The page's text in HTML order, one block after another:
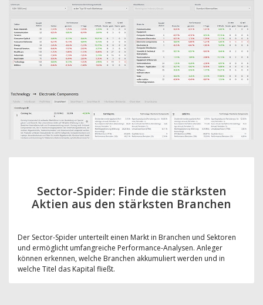
Sector-Spider: Finde die stärksten
Aktien aus den stärksten Branchen
Der Sector-Spider unterteilt einen Markt in Branchen und Sektoren
und ermöglicht umfangreiche Performance-Analysen. Anleger
können erkennen, welche Branchen akkumuliert werden und in
welche Titel das Kapital fließt.